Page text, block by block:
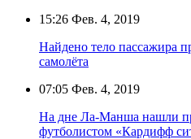
15:26 Фев. 4, 2019
Найдено тело пассажира
самолёта
07:05 Фев. 4, 2019
На дне Ла-Манша нашли
футболистом «Кардифф